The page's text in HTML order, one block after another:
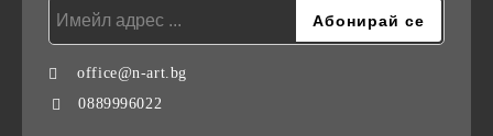
office@n-art.bg
0889996022